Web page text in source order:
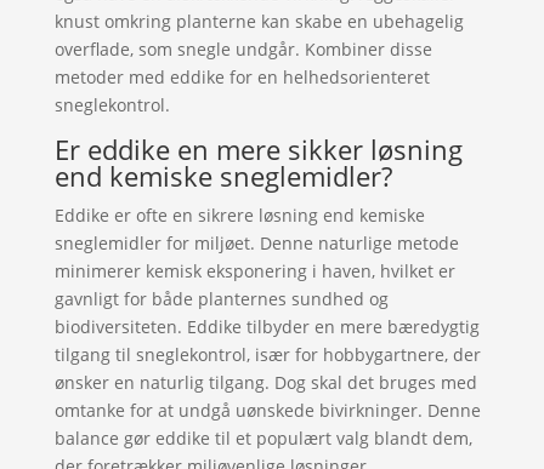
knust omkring planterne kan skabe en ubehagelig
overflade, som snegle undgår. Kombiner disse
metoder med eddike for en helhedsorienteret
sneglekontrol.
Er eddike en mere sikker løsning
end kemiske sneglemidler?
Eddike er ofte en sikrere løsning end kemiske
sneglemidler for miljøet. Denne naturlige metode
minimerer kemisk eksponering i haven, hvilket er
gavnligt for både planternes sundhed og
biodiversiteten. Eddike tilbyder en mere bæredygtig
tilgang til sneglekontrol, især for hobbygartnere, der
ønsker en naturlig tilgang. Dog skal det bruges med
omtanke for at undgå uønskede bivirkninger. Denne
balance gør eddike til et populært valg blandt dem,